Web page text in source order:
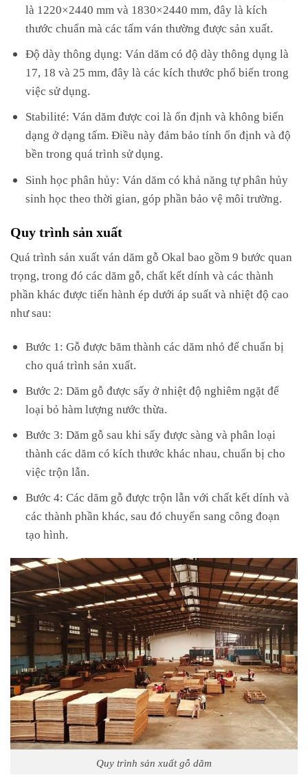
là 1220×2440 mm và 1830×2440 mm, đây là kích
thước chuẩn mà các tấm ván thường được sản xuất.
Độ dày thông dụng: Ván dăm có độ dày thông dụng là
17, 18 và 25 mm, đây là các kích thước phổ biến trong
việc sử dụng.
Stabilité: Ván dăm được coi là ổn định và không biến
dạng ở dạng tấm. Điều này đảm bảo tính ổn định và độ
bền trong quá trình sử dụng.
Sinh học phân hủy: Ván dăm có khả năng tự phân hủy
sinh học theo thời gian, góp phần bảo vệ môi trường.
Quy trình sản xuất
Quá trình sản xuất ván dăm gỗ Okal bao gồm 9 bước quan
trọng, trong đó các dăm gỗ, chất kết dính và các thành
phần khác được tiến hành ép dưới áp suất và nhiệt độ cao
như sau:
Bước 1: Gỗ được băm thành các dăm nhỏ để chuẩn bị
cho quá trình sản xuất.
Bước 2: Dăm gỗ được sấy ở nhiệt độ nghiêm ngặt để
loại bỏ hàm lượng nước thừa.
Bước 3: Dăm gỗ sau khi sấy được sàng và phân loại
thành các dăm có kích thước khác nhau, chuẩn bị cho
việc trộn lẫn.
Bước 4: Các dăm gỗ được trộn lẫn với chất kết dính và
các thành phần khác, sau đó chuyển sang công đoạn
tạo hình.
Quy trình sản xuất gỗ dăm